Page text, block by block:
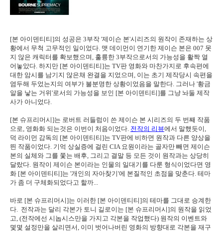
[본 아이덴티티]의 성공은 3부작 '제이슨 본'시리즈의 원작이 존재하는 상
황에서 무척 고무적인 일이었다. 맷 데이먼이 연기한 제이슨 본은 007 못
지 않은 캐릭터를 확보했으며, 훌륭한 3부작으로서의 가능성을 활짝 열
어놓았다. 하지만 [본 아이덴티티]는 TV판 영화와 마찬가지로 후속편에
대한 암시를 남기지 않은채 완결을 지었으며, 이는 초기 제작당시 속편을
염두해 두었는지의 여부가 불분명한 상황이었음을 말한다. 그러나 '황금
알을 낳는 거위'로서의 가능성을 보인 [본 아이덴티티]를 그냥 놔둘 제작
사가 아니었다.
[본 슈프리머시]는 로버트 러들럼이 쓴 제이슨 본 시리즈의 두 번째 작품
으로, 영화화 되는것은 이번이 처음이었다. 전작의 리뷰에서 말했듯이,
덕 라이먼 감독의 [본 아이덴티티]는 TV판에 비하면 원작과 다른 양상을
띈 작품이었다. 기억 상실증에 걸린 CIA 요원이라는 골자만 빼면 제이슨
본의 실체와 그를 쫓는 배후, 그리고 결말 등 모든 것이 원작과는 상당히
달랐다. 원작이 제이슨 본이라는 인물의 일대기를 다룬 형식이었다면 영
화 [본 아이덴티티]는 '개인의 자아찾기'에 본질적인 초점을 맞춘다. 테마
가 좀 더 구체화되었다고 할까...
바로 [본 슈프리머시]는 이러한 [본 아이덴티티]의 테마를 그대로 승계한
다. 전작과는 달리 각본가 토니 길로이는 [본 슈프리머시]의 원작을 읽었
고, (전작에선 시놉시스만을 가지고 각본을 작업했다) 원작의 이벤트와
몇몇 설정만을 살리면서, 이미 벗어나버린 영화의 방향대로 각본을 재구